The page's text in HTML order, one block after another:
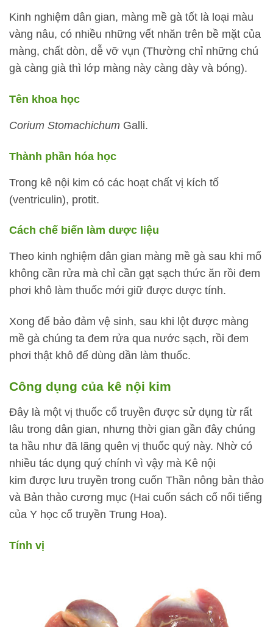
Kinh nghiệm dân gian, màng mề gà tốt là loại màu
vàng nâu, có nhiều những vết nhăn trên bề mặt của
màng, chất dòn, dễ vỡ vụn (Thường chỉ những chú
gà càng già thì lớp màng này càng dày và bóng).
Tên khoa học
Corium Stomachichum Galli.
Thành phần hóa học
Trong kê nội kim có các hoạt chất vị kích tố
(ventriculin), protit.
Cách chế biến làm dược liệu
Theo kinh nghiệm dân gian màng mề gà sau khi mổ
không cần rửa mà chỉ cần gạt sạch thức ăn rồi đem
phơi khô làm thuốc mới giữ được dược tính.
Xong để bảo đảm vệ sinh, sau khi lột được màng
mề gà chúng ta đem rửa qua nước sạch, rồi đem
phơi thật khô để dùng dần làm thuốc.
Công dụng của kê nội kim
Đây là một vị thuốc cổ truyền được sử dụng từ rất
lâu trong dân gian, nhưng thời gian gần đây chúng
ta hầu như đã lãng quên vị thuốc quý này. Nhờ có
nhiều tác dụng quý chính vì vậy mà Kê nội
kim được lưu truyền trong cuốn Thần nông bản thảo
và Bản thảo cương mục (Hai cuốn sách cổ nổi tiếng
của Y học cổ truyền Trung Hoa).
Tính vị